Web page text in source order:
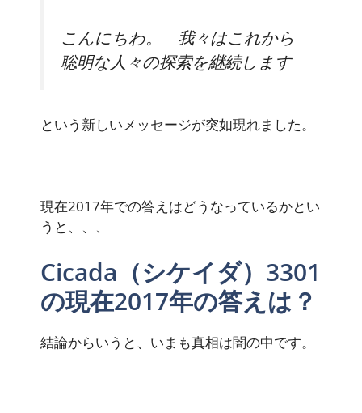
こんにちわ。 我々はこれから
聡明な人々の探索を継続します
という新しいメッセージが突如現れました。
現在2017年での答えはどうなっているかとい
うと、、、
Cicada（シケイダ）3301
の現在2017年の答えは？
結論からいうと、いまも真相は闇の中です。